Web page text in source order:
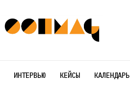
ИНТЕРВЬЮ КЕЙСЫ КАЛЕНДАРЬ